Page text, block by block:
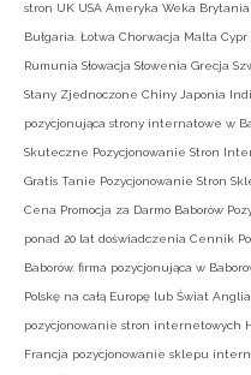
stron UK USA Ameryka Weka
Bułgaria. Łotwa Chorwacja Malta
Rumunia Słowacja Słowenia Grecja
Stany Zjednoczone Chiny Japonia
pozycjonująca strony internatowe w
Skuteczne Pozycjonowanie Stron
Gratis Tanie Pozycjonowanie Stron
Cena Promocja za Darmo Baborów
ponad 20 lat doświadczenia Cennik
Baborów. firma pozycjonująca w
Polskę na całą Europę lub Świat
pozycjonowanie stron internetowych
Francja pozycjonowanie sklepu